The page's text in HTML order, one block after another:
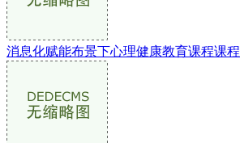
消息化赋能布景下心理健康教育课程课程